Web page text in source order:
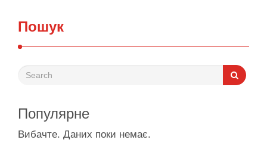
Пошук
Популярне
Вибачте. Даних поки немає.